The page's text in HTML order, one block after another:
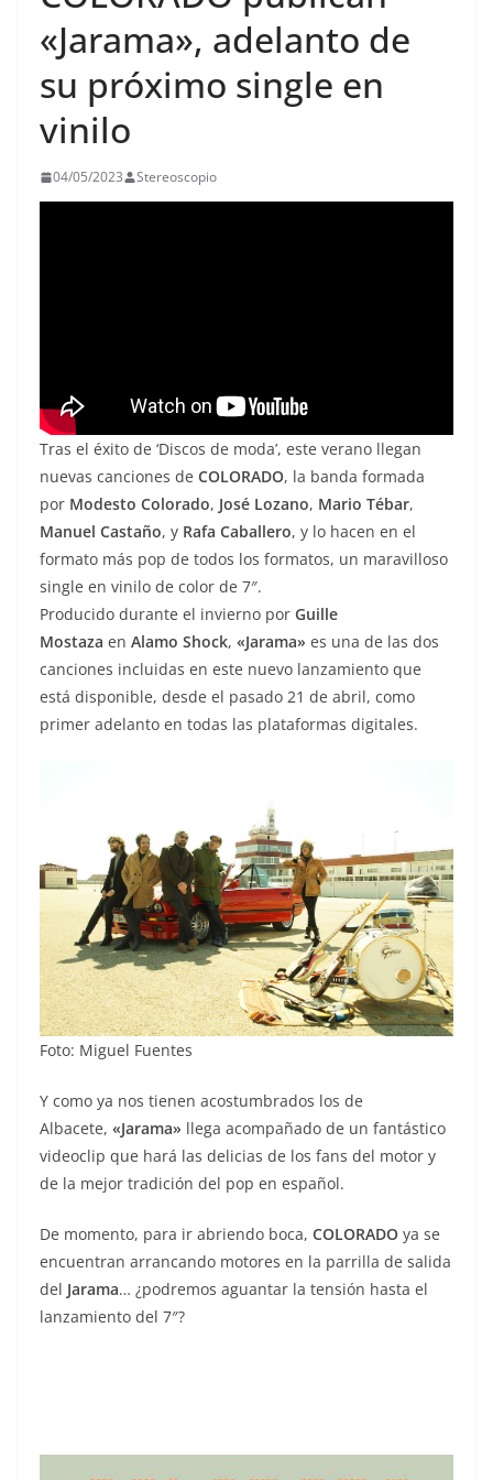
«Jarama», adelanto de
su próximo single en
vinilo
04/05/2023 Stereoscopio
Tras el éxito de ‘Discos de moda’, este verano llegan
nuevas canciones de COLORADO, la banda formada
por Modesto Colorado, José Lozano, Mario Tébar,
Manuel Castaño, y Rafa Caballero, y lo hacen en el
formato más pop de todos los formatos, un maravilloso
single en vinilo de color de 7″.
Producido durante el invierno por Guille
Mostaza en Alamo Shock, «Jarama» es una de las dos
canciones incluidas en este nuevo lanzamiento que
está disponible, desde el pasado 21 de abril, como
primer adelanto en todas las plataformas digitales.
Foto: Miguel Fuentes
Y como ya nos tienen acostumbrados los de
Albacete, «Jarama» llega acompañado de un fantástico
videoclip que hará las delicias de los fans del motor y
de la mejor tradición del pop en español.
De momento, para ir abriendo boca, COLORADO ya se
encuentran arrancando motores en la parrilla de salida
del Jarama… ¿podremos aguantar la tensión hasta el
lanzamiento del 7″?